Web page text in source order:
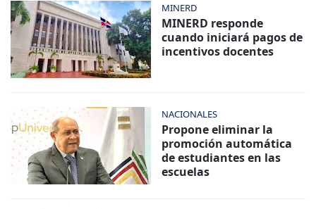
MINERD
MINERD responde
cuando iniciará pagos de
incentivos docentes
NACIONALES
Propone eliminar la
promoción automática
de estudiantes en las
escuelas